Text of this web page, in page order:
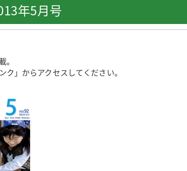
年5月号
。
ク」からアクセスしてください。